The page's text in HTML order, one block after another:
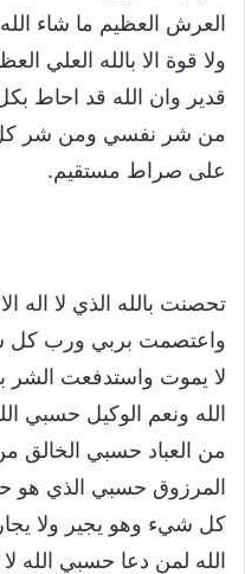
العرش العظيم ما شاء
ولا قوة الا بالله العلي
قدير وان الله قد احاط
من شر نفسي ومن شر كل
على صراط مستقيم.
تحصنت بالله الذي لا اله
واعتصمت بربي ورب كل
لا يموت واستدفعت الشر
الله ونعم الوكيل حسبي
من العباد حسبي الخالق
المرزوق حسبي الذي هو
كل شيء وهو يجير ولا
الله لمن دعا حسبي الله